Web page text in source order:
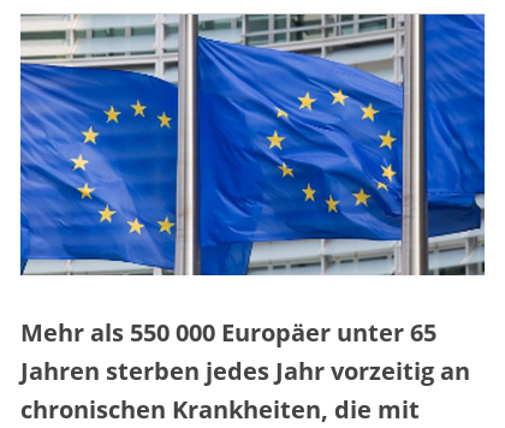
Mehr als 550 000 Europäer unter 65
Jahren sterben jedes Jahr vorzeitig an
chronischen Krankheiten, die mit